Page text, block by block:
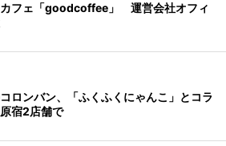
フェ「goodcoffee」 運営会社オフィ
ロンバン、「ふくふくにゃんこ」とコラ
宿2店舗で